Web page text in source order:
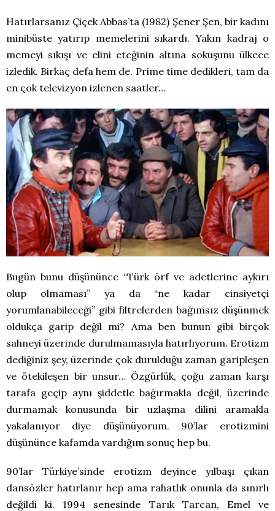
Hatırlarsanız Çiçek Abbas’ta (1982) Şener Şen, bir kadını
minibüste yatırıp memelerini sıkardı. Yakın kadraj o
memeyi sıkışı ve elini eteğinin altına sokuşunu ülkece
izledik. Birkaç defa hem de. Prime time dedikleri, tam da
en çok televizyon izlenen saatler…
Bugün bunu düşününce “Türk örf ve adetlerine aykırı
olup olmaması” ya da “ne kadar cinsiyetçi
yorumlanabileceği” gibi filtrelerden bağımsız düşünmek
oldukça garip değil mi? Ama ben bunun gibi birçok
sahneyi üzerinde durulmamasıyla hatırlıyorum. Erotizm
dediğiniz şey, üzerinde çok durulduğu zaman garipleşen
ve ötekileşen bir unsur… Özgürlük, çoğu zaman karşı
tarafa geçip aynı şiddetle bağırmakla değil, üzerinde
durmamak konusunda bir uzlaşma dilini aramakla
yakalanıyor diye düşünüyorum. 90’lar erotizmini
düşününce kafamda vardığım sonuç hep bu.
90’lar Türkiye’sinde erotizm deyince yılbaşı çıkan
dansözler hatırlanır hep ama rahatlık onunla da sınırlı
değildi ki. 1994 senesinde Tarık Tarcan, Emel ve